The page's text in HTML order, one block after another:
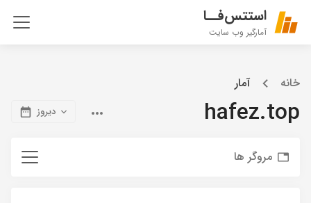
استتس‌فــا
آمارگیر وب سایت
خانه آمار
hafez.top دیروز
مروگر ها